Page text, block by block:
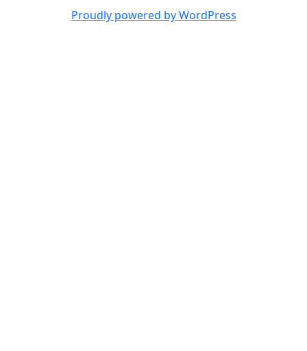
Proudly powered by WordPress